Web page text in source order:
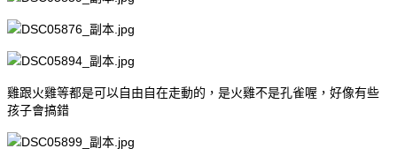
雞跟火雞等都是可以自由自在走動的，是火雞不是孔雀喔，好像有些
孩子會搞錯